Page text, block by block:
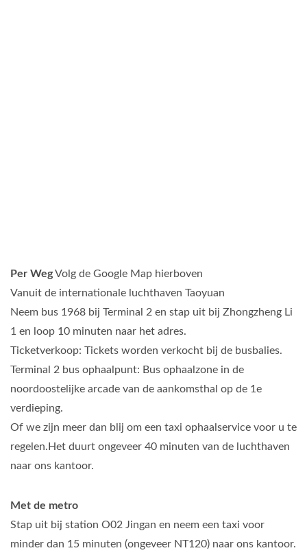
Per WegVolg de Google Map hierboven
Vanuit de internationale luchthaven Taoyuan
Neem bus 1968 bij Terminal 2 en stap uit bij Zhongzheng Li
1 en loop 10 minuten naar het adres.
Ticketverkoop: Tickets worden verkocht bij de busbalies.
Terminal 2 bus ophaalpunt: Bus ophaalzone in de
noordoostelijke arcade van de aankomsthal op de 1e
verdieping.
Of we zijn meer dan blij om een taxi ophaalservice voor u te
regelen.Het duurt ongeveer 40 minuten van de luchthaven
naar ons kantoor.
Met de metro
Stap uit bij station O02 Jingan en neem een taxi voor
minder dan 15 minuten (ongeveer NT120) naar ons kantoor.